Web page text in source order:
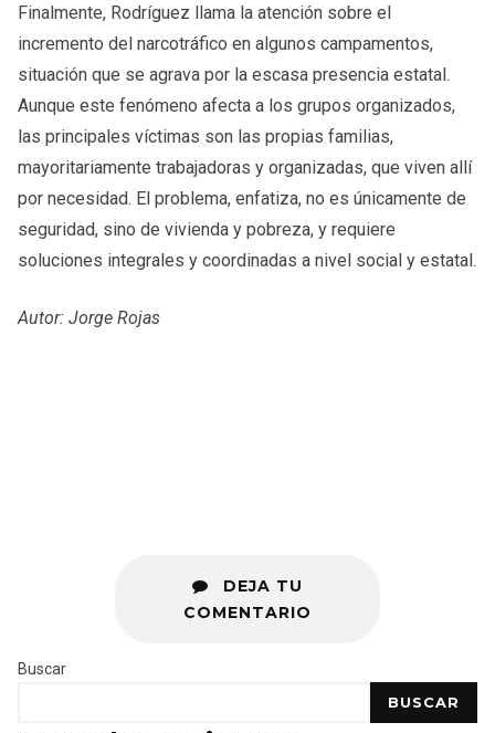
Finalmente, Rodríguez llama la atención sobre el
incremento del narcotráfico en algunos campamentos,
situación que se agrava por la escasa presencia estatal.
Aunque este fenómeno afecta a los grupos organizados,
las principales víctimas son las propias familias,
mayoritariamente trabajadoras y organizadas, que viven allí
por necesidad. El problema, enfatiza, no es únicamente de
seguridad, sino de vivienda y pobreza, y requiere
soluciones integrales y coordinadas a nivel social y estatal.
Autor: Jorge Rojas
DEJA TU
COMENTARIO
Buscar
BUSCAR